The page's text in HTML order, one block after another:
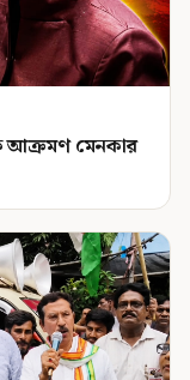
আক্রমণ মেনকার